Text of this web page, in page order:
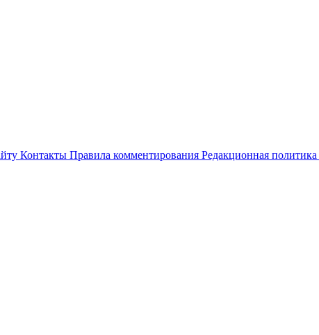
Контакты Правила комментирования Редакционная политика